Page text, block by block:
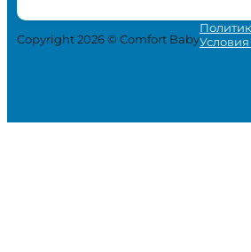
Copyright 2026 © Comfort Baby